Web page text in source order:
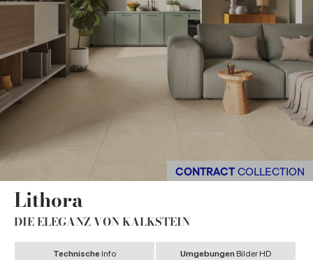
CONTRACT COLLECTION
Lithora
DIE ELEGANZ VON KALKSTEIN
Technische Info Umgebungen Bilder HD